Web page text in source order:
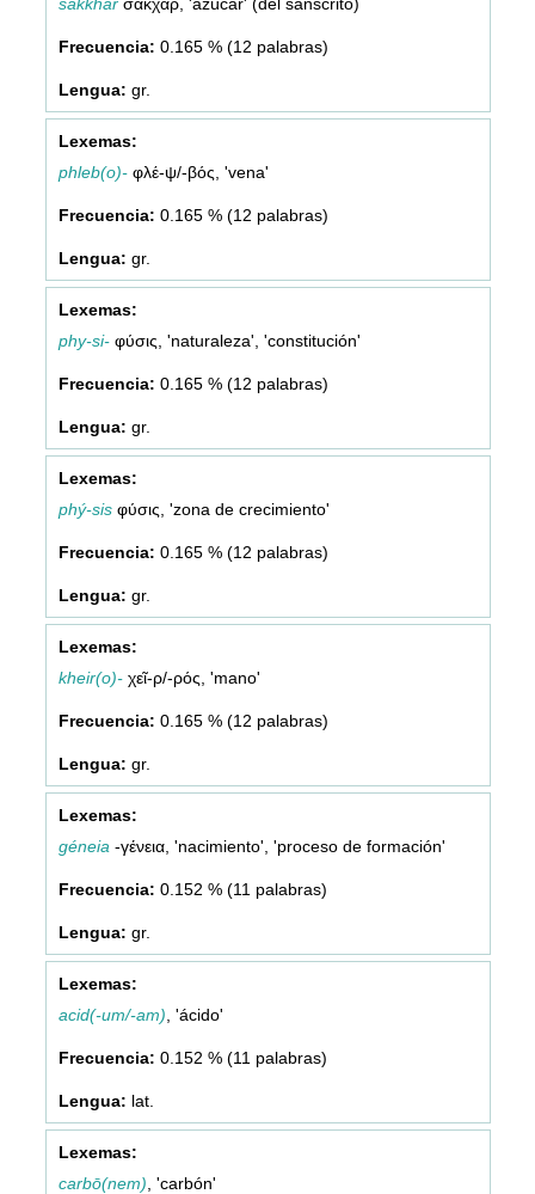
0.165 % (12 palabras)
gr.
phleb(o)-φλέ-ψ/-βός, 'vena'
0.165 % (12 palabras)
gr.
phy-si-φύσις, 'naturaleza', 'constitución'
0.165 % (12 palabras)
gr.
phý-sisφύσις, 'zona de crecimiento'
0.165 % (12 palabras)
gr.
kheir(o)-χεῖ-ρ/-ρός, 'mano'
0.165 % (12 palabras)
gr.
géneia -γένεια, 'nacimiento', 'proceso de formación'
0.152 % (11 palabras)
gr.
acid(-um/-am) , 'ácido'
0.152 % (11 palabras)
lat.
carbō(nem) , 'carbón'